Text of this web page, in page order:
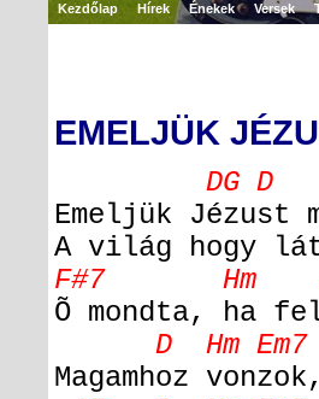
Kezdőlap Hírek Énekek Versek
EMELJÜK
DG D
Emeljük Jézust
A világ hogy
F#7 Hm
Õ mondta, ha
D Hm Em7
Magamhoz